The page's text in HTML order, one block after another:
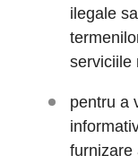
ilegale
serviciile
pentru a
furnizare